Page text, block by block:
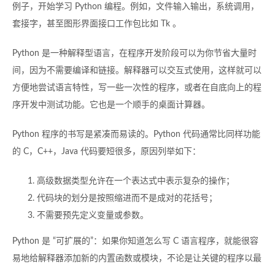
例子，开始学习 Python 编程。例如，文件输入输出，系统调用，
套接字，甚至图形界面接口工作包比如 Tk 。
Python 是一种解释型语言，在程序开发阶段可以为你节省大量时
间，因为不需要编译和链接。解释器可以交互式使用，这样就可以
方便地尝试语言特性，写一些一次性的程序，或者在自底向上的程
序开发中测试功能。它也是一个顺手的桌面计算器。
Python 程序的书写是紧凑而易读的。Python 代码通常比同样功能
的 C，C++，Java 代码要短很多，原因列举如下：
高级数据类型允许在一个表达式中表示复杂的操作；
代码块的划分是按照缩进而不是成对的花括号；
不需要预先定义变量或参数。
Python 是 “可扩展的”：如果你知道怎么写 C 语言程序，就能很容
易地给解释器添加新的内置函数或模块，不论是让关键的程序以最